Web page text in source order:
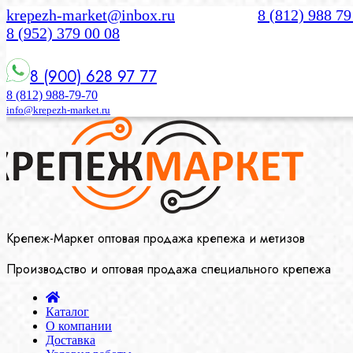
krepezh-market@inbox.ru
8 (812) 988
8 (952) 379 00 08
8 (900) 628 97 77
8 (812) 988-79-70
info@krepezh-market.ru
Крепеж-Маркет оптовая продажа крепежа и метизов
Производство и оптовая продажа специального крепежа
Каталог
О компании
Доставка